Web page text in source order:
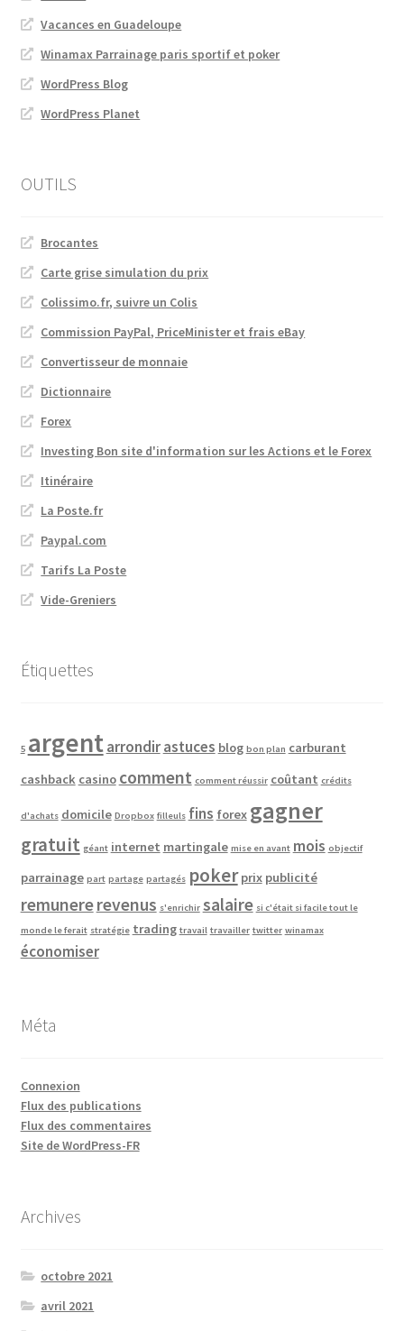
Vacances en Guadeloupe
Winamax Parrainage paris sportif et poker
WordPress Blog
WordPress Planet
OUTILS
Brocantes
Carte grise simulation du prix
Colissimo.fr, suivre un Colis
Commission PayPal, PriceMinister et frais eBay
Convertisseur de monnaie
Dictionnaire
Forex
Investing Bon site d'information sur les Actions et le Forex
Itinéraire
La Poste.fr
Paypal.com
Tarifs La Poste
Vide-Greniers
Étiquettes
5 argentarrondirastuces blog bon plan carburant
cashback casino comment comment réussir coûtant crédits
d'achats domicile Dropbox filleuls fins forex gagner
gratuit géant internet martingale mise en avant mois objectif
parrainage part partage partagés poker prix publicité
remunererevenus s'enrichir salaire si c'était si facile tout le
monde le ferait stratégie trading travail travailler twitter winamax
économiser
Méta
Connexion
Flux des publications
Flux des commentaires
Site de WordPress-FR
Archives
octobre 2021
avril 2021